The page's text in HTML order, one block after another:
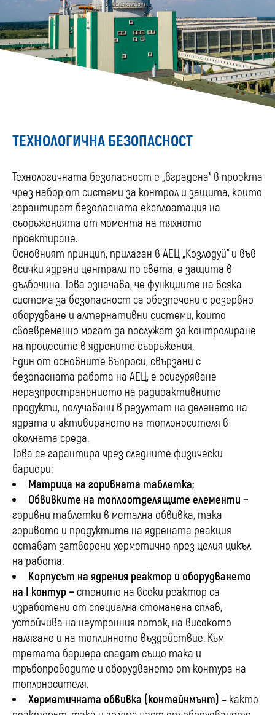
ТЕХНОЛОГИЧНА БЕЗОПАСНОСТ
Технологичната безопасност е „вградена“ в проекта
чрез набор от системи за контрол и защита, които
гарантират безопасната експлоатация на
съоръженията от момента на тяхното
проектиране.
Основният принцип, прилаган в АЕЦ „Козлодуй“ и във
всички ядрени централи по света, е защита в
дълбочина. Това означава, че функциите на всяка
система за безопасност са обезпечени с резервно
оборудване и алтернативни системи, които
своевременно могат да послужат за контролиране
на процесите в ядрените съоръжения.
Един от основните въпроси, свързани с
безопасната работа на АЕЦ, е осигуряване
неразпространението на радиоактивните
продукти, получавани в резултат на деленето на
ядрата и активирането на топлоносителя в
околната среда.
Това се гарантира чрез следните физически
бариери:
Матрица на горивната таблетка;
Обвивките на топлоотделящите елементи −
горивни таблетки в метална обвивка, така
горивото и продуктите на ядрената реакция
остават затворени херметично през целия цикъл
на работа.
Корпусът на ядрения реактор и оборудването
на I контур − стените на всеки реактор са
изработени от специална стоманена сплав,
устойчива на неутронния поток, на високото
налягане и на топлинното въздействие. Към
третата бариера спадат също така и
тръбопроводите и оборудването от контура на
топлоносителя.
Херметичната обвивка (контейнмънт) – както